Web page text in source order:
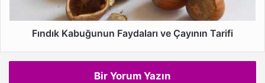
Fındık Kabuğunun Faydaları ve Çayının Tarifi
Bir Yorum Yazın